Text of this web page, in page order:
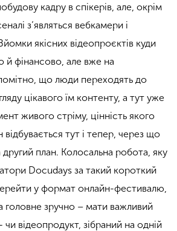
кадру в спікерів, але, окрім
з’являться вебкамери і
якісних відеопроєктів куди
й фінансово, але вже на
що люди переходять до
цікавого їм контенту, а тут уже
живого стріму, цінність якого
тут і тепер, через що
другий план. Колосальна робота, яку
Docudays за такий короткий
у формат онлайн-фестивалю,
головне зручно – мати важливий
чи відеопродукт, зібраний на одній